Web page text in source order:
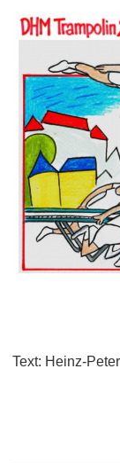
Text: Heinz-